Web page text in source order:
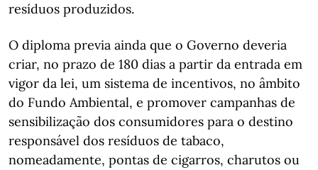
resíduos produzidos.
O diploma previa ainda que o Governo deveria
criar, no prazo de 180 dias a partir da entrada em
vigor da lei, um sistema de incentivos, no âmbito
do Fundo Ambiental, e promover campanhas de
sensibilização dos consumidores para o destino
responsável dos resíduos de tabaco,
nomeadamente, pontas de cigarros, charutos ou